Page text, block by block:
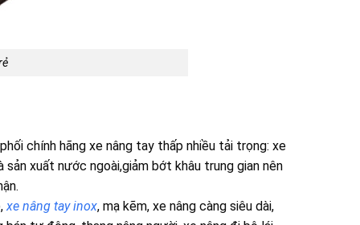
chính hãng xe nâng tay thấp nhiều tải trọng: xe
xuất nước ngoài,giảm bớt khâu trung gian nên
xe nâng tay inox, mạ kẽm, xe nâng càng siêu dài,